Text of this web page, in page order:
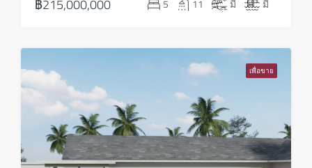
฿215,000,000 5 11 มี มี
เพื่อขาย